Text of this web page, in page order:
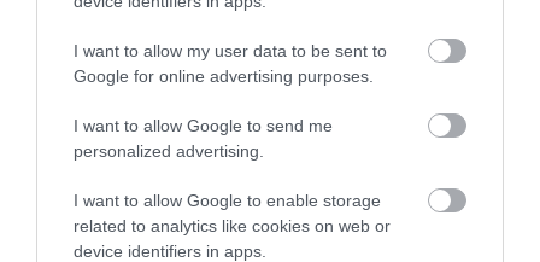
I want to allow my user data to be sent to
Google for online advertising purposes.
I want to allow Google to send me
personalized advertising.
I want to allow Google to enable storage
related to analytics like cookies on web or
device identifiers in apps.
EGÉSZSÉGÜGY
Válság fenyeget? Egyre kevesebb a háziorvos
Az Országos Kórházi Főigazgatóság frissen közzétett 2026.
júliusi adatai alapján a GKI megvizsgálta, hogyan alakult a